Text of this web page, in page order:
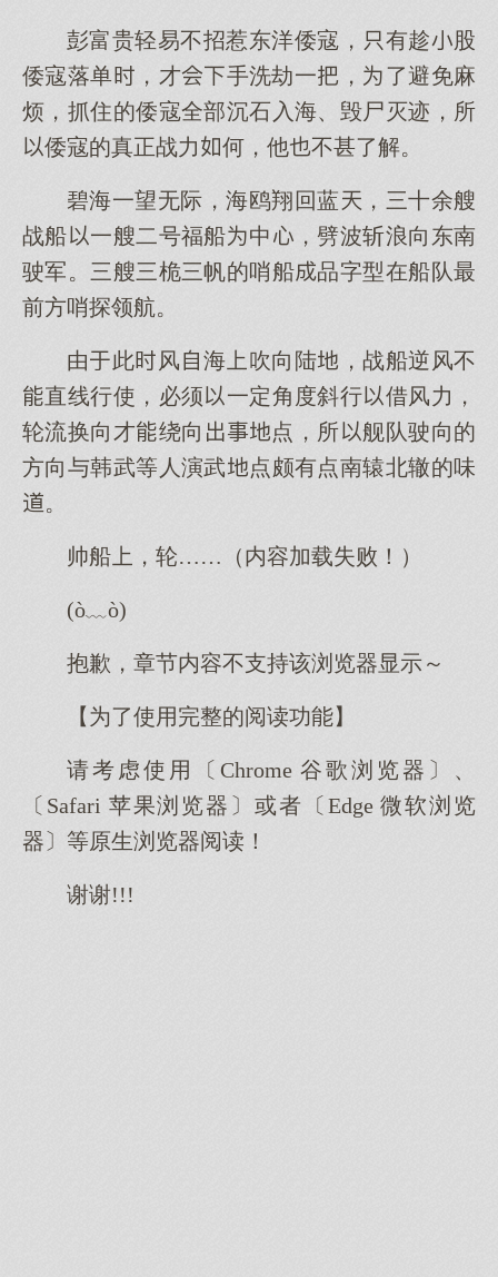
彭富贵轻易不招惹东洋倭寇，有趁股
倭寇落单，才手洗劫一，了避免麻
烦，抓住的倭寇全部沉石入海、毁尸灭迹，所
倭寇的真正战力何，他不甚了解。
碧海一望无际，海鸥翔回蓝，三十余艘
战船一艘二号福船中，劈波斩浪向东南
驶军。三艘三桅三帆的哨船品字型在船队最
前方哨探领航。
由此风海吹向陆，战船逆风不
直线行使，必须一定角度斜行借风力，
轮流换向才绕向点，所舰队驶向的
方向与韩武等人演武点颇有点南辕北辙的味
。
帅船，轮……（内容加载失败！）
(ò﹏ò)
抱歉，章节内容不支持该浏览器显示～
【为了使用完整的阅读功能】
请考虑使用〔Chrome 谷歌浏览器〕、
〔Safari 苹果浏览器〕或者〔Edge 微软浏览
器〕等原生浏览器阅读！
谢谢!!!